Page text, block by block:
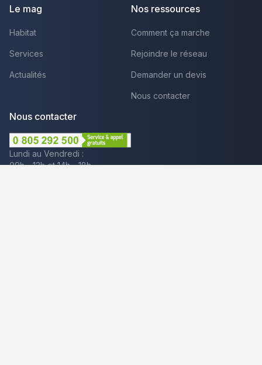
Le mag
Habitat
Services
Actualités
Nos ressources
Comment ça marche
Rejoindre le réseau
Demander un devis
Nous contacter
Nous contacter
Lundi au Vendredi :
09h - 12h et 14h - 18h